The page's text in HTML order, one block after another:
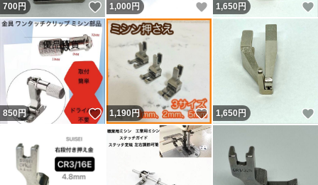
700円 いいね！
1,000 円 いいね！
1,650 円
850 円 いいね！
1,190円 いいね！
1,650円